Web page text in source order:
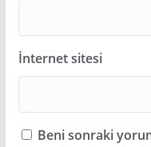
İnternet sitesi
Beni sonraki